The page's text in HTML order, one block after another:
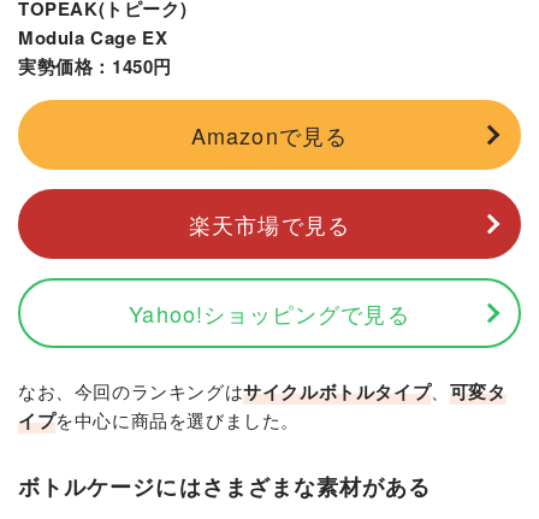
TOPEAK(トピーク)
Modula Cage EX
実勢価格：1450円
Amazonで見る
楽天市場で見る
Yahoo!ショッピングで見る
なお、今回のランキングはサイクルボトルタイプ、 可変タ
イプを中心に商品を選びました。
ボトルケージにはさまざまな素材がある